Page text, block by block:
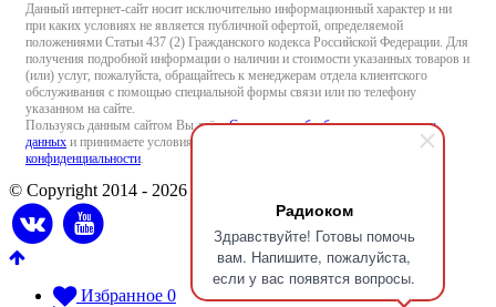
Радиоком
Здравствуйте! Готовы помочь
вам. Напишите, пожалуйста,
если у вас появятся вопросы.
Данный интернет-сайт носит исключительно информационный характер и ни
при каких условиях не является публичной офертой, определяемой
положениями Статьи 437 (2) Гражданского кодекса Российской Федерации. Для
получения подробной информации о наличии и стоимости указанных товаров и
(или) услуг, пожалуйста, обращайтесь к менеджерам отдела клиентского
обслуживания с помощью специальной формы связи или по телефону
указанном на сайте.
Пользуясь данным сайтом Вы даётеСогласие на обработку персональных
данных и принимаете условия
Политики
конфиденциальности.
© Copyright 2014 - 2026 Radiokom.ru
Избранное 0